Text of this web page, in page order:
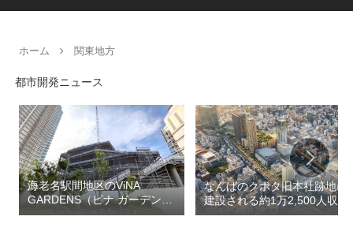
ホーム 関東地方
都市開発ニュース
海老名駅間地区のViNA
GARDENS（ビナ ガーデン
ズ）で建設中の「（仮称）フ
なんばのクボタ旧本社跡地に
建設される約1万2,500人収容
の多目的アリーナ「（仮称）